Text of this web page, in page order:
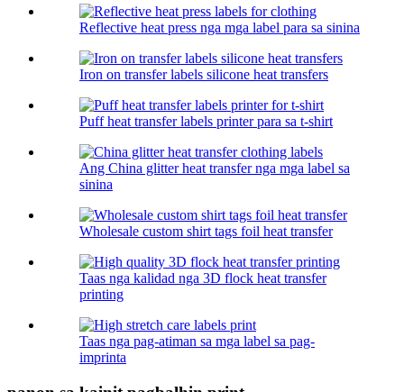
Reflective heat press nga mga label para sa sinina
Iron on transfer labels silicone heat transfers
Puff heat transfer labels printer para sa t-shirt
Ang China glitter heat transfer nga mga label sa
sinina
Wholesale custom shirt tags foil heat transfer
Taas nga kalidad nga 3D flock heat transfer
printing
Taas nga pag-atiman sa mga label sa pag-
imprinta